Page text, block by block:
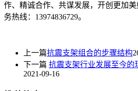
作、精诚合作、共谋发展，开创更加
务热线：13974836729。
上一篇抗震支架组合的步骤结构
下一篇 抗震支架行业发展至今的
2021-09-16